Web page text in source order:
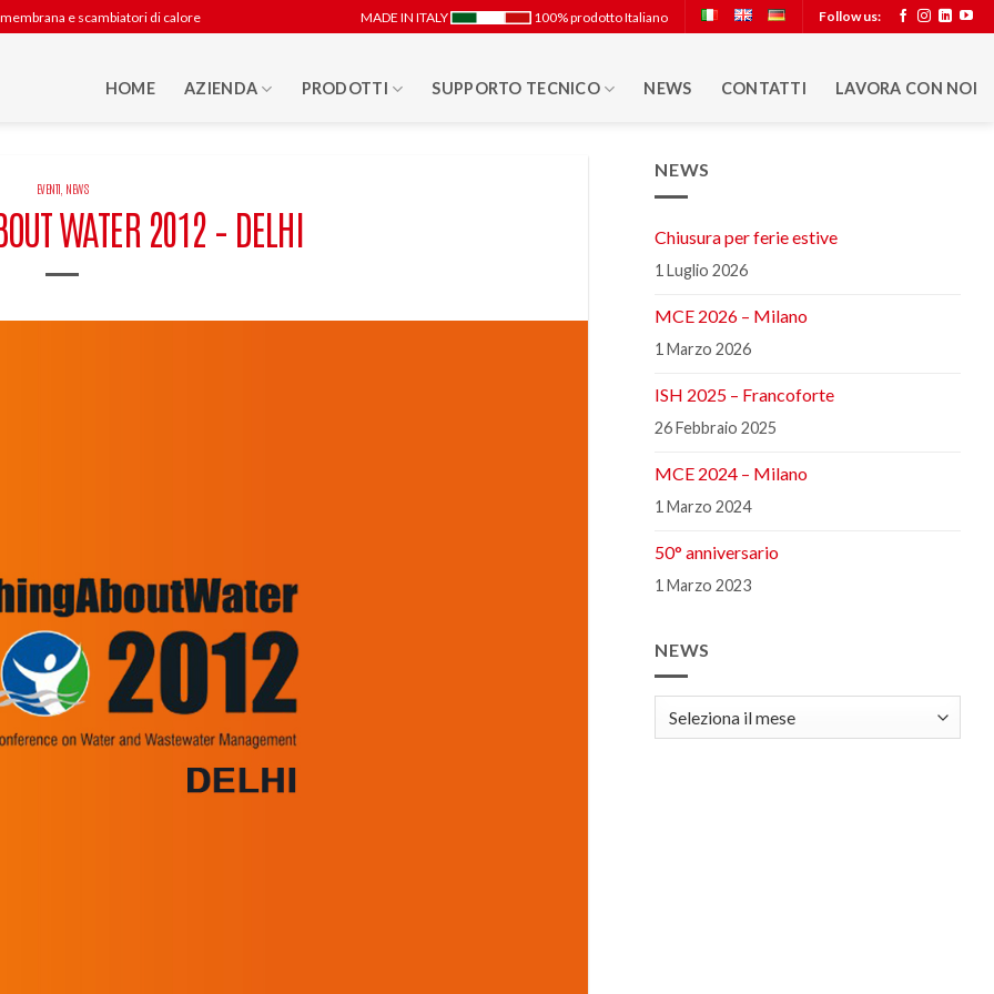
e scambiatori di calore MADE IN ITALY 100% prodotto Italiano Follow us:
HOME AZIENDA PRODOTTI SUPPORTO TECNICO NEWS CONTATTI LAVORA CON NOI
EVENTI NEWS
WATER 2012 – DELHI
NEWS
Chiusura per ferie estive
1 Luglio 2026
MCE 2026 – Milano
1 Marzo 2026
ISH 2025 – Francoforte
26 Febbraio 2025
MCE 2024 – Milano
1 Marzo 2024
50° anniversario
1 Marzo 2023
NEWS